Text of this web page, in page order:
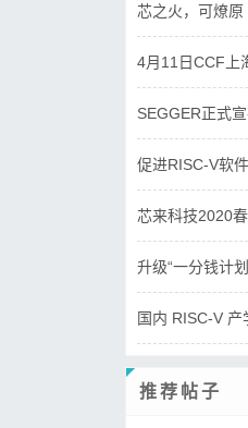
芯之火，可燎原
4月11日CCF上
SEGGER正式
促进RISC-V软
芯来科技2020
升级“一分钱计
国内 RISC-V 产
推荐帖子